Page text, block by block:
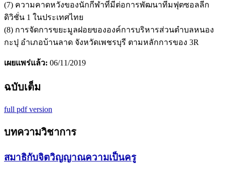
(7) ความคาดหวังของนักกีฬาที่มีต่อการพัฒนาทีมฟุตซอลลีก
ดิวิชั่น 1 ในประเทศไทย
(8) การจัดการขยะมูลฝอยขององค์การบริหารส่วนตำบลหนอง
กะปุ อำเภอบ้านลาด จังหวัดเพชรบุรี ตามหลักการของ 3R
เผยแพร่แล้ว: 06/11/2019
ฉบับเต็ม
full pdf version
บทความวิชาการ
สมาธิกับจิตวิญญาณความเป็นครู